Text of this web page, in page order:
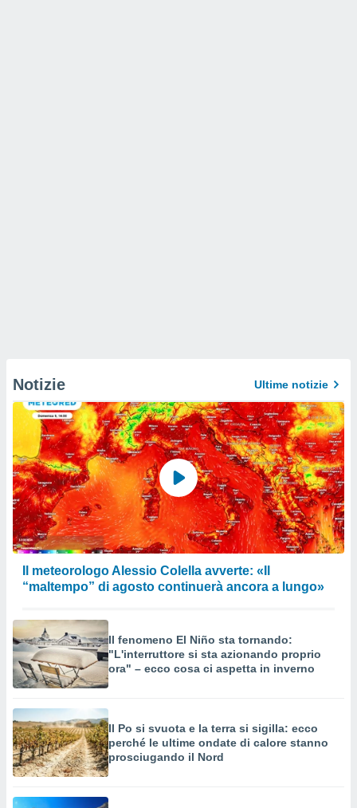
Notizie Ultime notizie
Il meteorologo Alessio Colella avverte: «Il
“maltempo” di agosto continuerà ancora a lungo»
Il fenomeno El Niño sta tornando:
"L'interruttore si sta azionando proprio
ora" – ecco cosa ci aspetta in inverno
Il Po si svuota e la terra si sigilla: ecco
perché le ultime ondate di calore stanno
prosciugando il Nord